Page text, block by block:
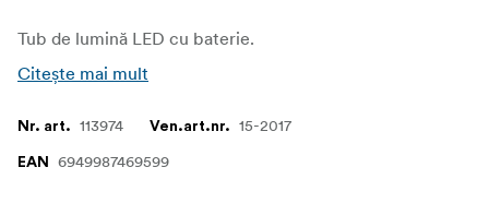
Tub de lumină LED cu baterie.
Citește mai mult
Nr. art. 113974 Ven.art.nr. 15-2017
EAN 6949987469599